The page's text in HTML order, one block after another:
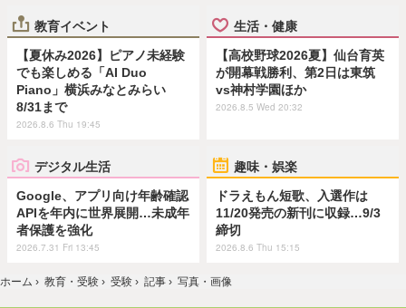
教育イベント
【夏休み2026】ピアノ未経験
でも楽しめる「AI Duo
Piano」横浜みなとみらい
8/31まで
2026.8.6 Thu 19:45
生活・健康
【高校野球2026夏】仙台育英
が開幕戦勝利、第2日は東筑
vs神村学園ほか
2026.8.5 Wed 20:32
デジタル生活
Google、アプリ向け年齢確認
APIを年内に世界展開…未成年
者保護を強化
2026.7.31 Fri 13:45
趣味・娯楽
ドラえもん短歌、入選作は
11/20発売の新刊に収録…9/3
締切
2026.8.6 Thu 15:15
ホーム › 教育・受験 › 受験 › 記事 › 写真・画像